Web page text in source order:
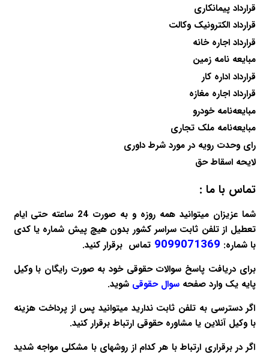
قرارداد پیمانکاری
قرارداد الکترونیک وکالت
قرارداد اجاره خانه
مبایعه نامه زمین
قرارداد اداره کار
قرارداد اجاره مغازه
مبایعه‌نامه خودرو
مبایعه‌نامه ملک تجاری
رای وحدت رویه در مورد شرط داوری
لایحه اسقاط حق
تماس با ما :
شما عزیزان میتوانید همه روزه و به صورت 24 ساعته حتی ایام
تعطیل از تلفن ثابت سراسر کشور بدون هیچ پیش شماره یا کدی
با شماره: 9099071369 تماس برقرار کنید.
برای دریافت پاسخ سوالات حقوقی خود به صورت رایگان با وکیل
پایه یک وارد صفحهسوال حقوقی شوید.
اگر دسترسی به تلفن ثابت ندارید میتوانید پس از پرداخت هزینه
باوکیل آنلاین یامشاوره حقوقی ارتباط برقرار کنید.
اگر در برقراری ارتباط با هر کدام از روشهای با مشکلی مواجه شدید